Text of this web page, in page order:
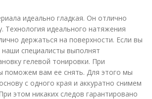
идеально гладкая. Он отлично
Технология идеального натяжения
держаться на поверхности. Если вы
специалисты выполнят
гелевой тонировки. При
поможем вам ее снять. Для этого мы
с одного края и аккуратно снимем
этом никаких следов гарантировано